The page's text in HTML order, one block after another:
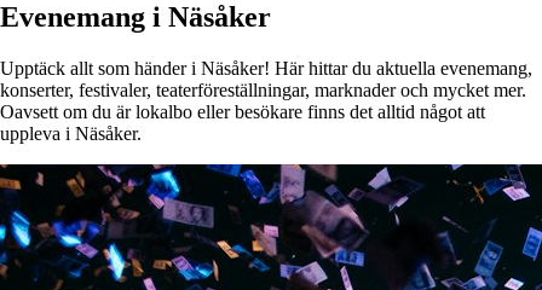
Evenemang i Näsåker
Upptäck allt som händer i Näsåker! Här hittar du aktuella evenemang,
konserter, festivaler, teaterföreställningar, marknader och mycket mer.
Oavsett om du är lokalbo eller besökare finns det alltid något att
uppleva i Näsåker.